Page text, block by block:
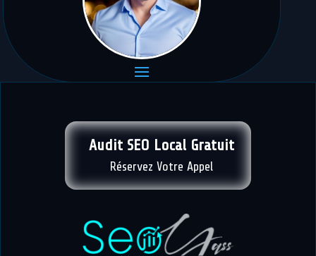
Audit SEO Local Gratuit
Réservez Votre Appel